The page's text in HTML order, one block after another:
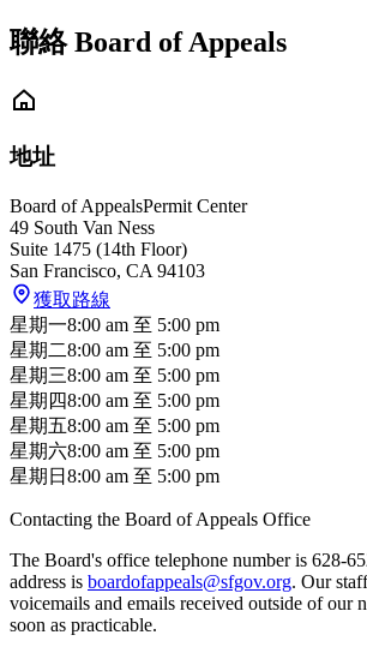
聯絡 Board of Appeals
地址
Board of AppealsPermit Center
49 South Van Ness
Suite 1475 (14th Floor)
San Francisco, CA 94103
獲取路線
星期一8:00 am 至 5:00 pm
星期二8:00 am 至 5:00 pm
星期三8:00 am 至 5:00 pm
星期四8:00 am 至 5:00 pm
星期五8:00 am 至 5:00 pm
星期六8:00 am 至 5:00 pm
星期日 8:00 am 至 5:00 pm
Contacting the Board of Appeals Office
The Board's office telephone number is 628-
address is boardofappeals@sfgov.org. Our
voicemails and emails received outside of our
soon as practicable.